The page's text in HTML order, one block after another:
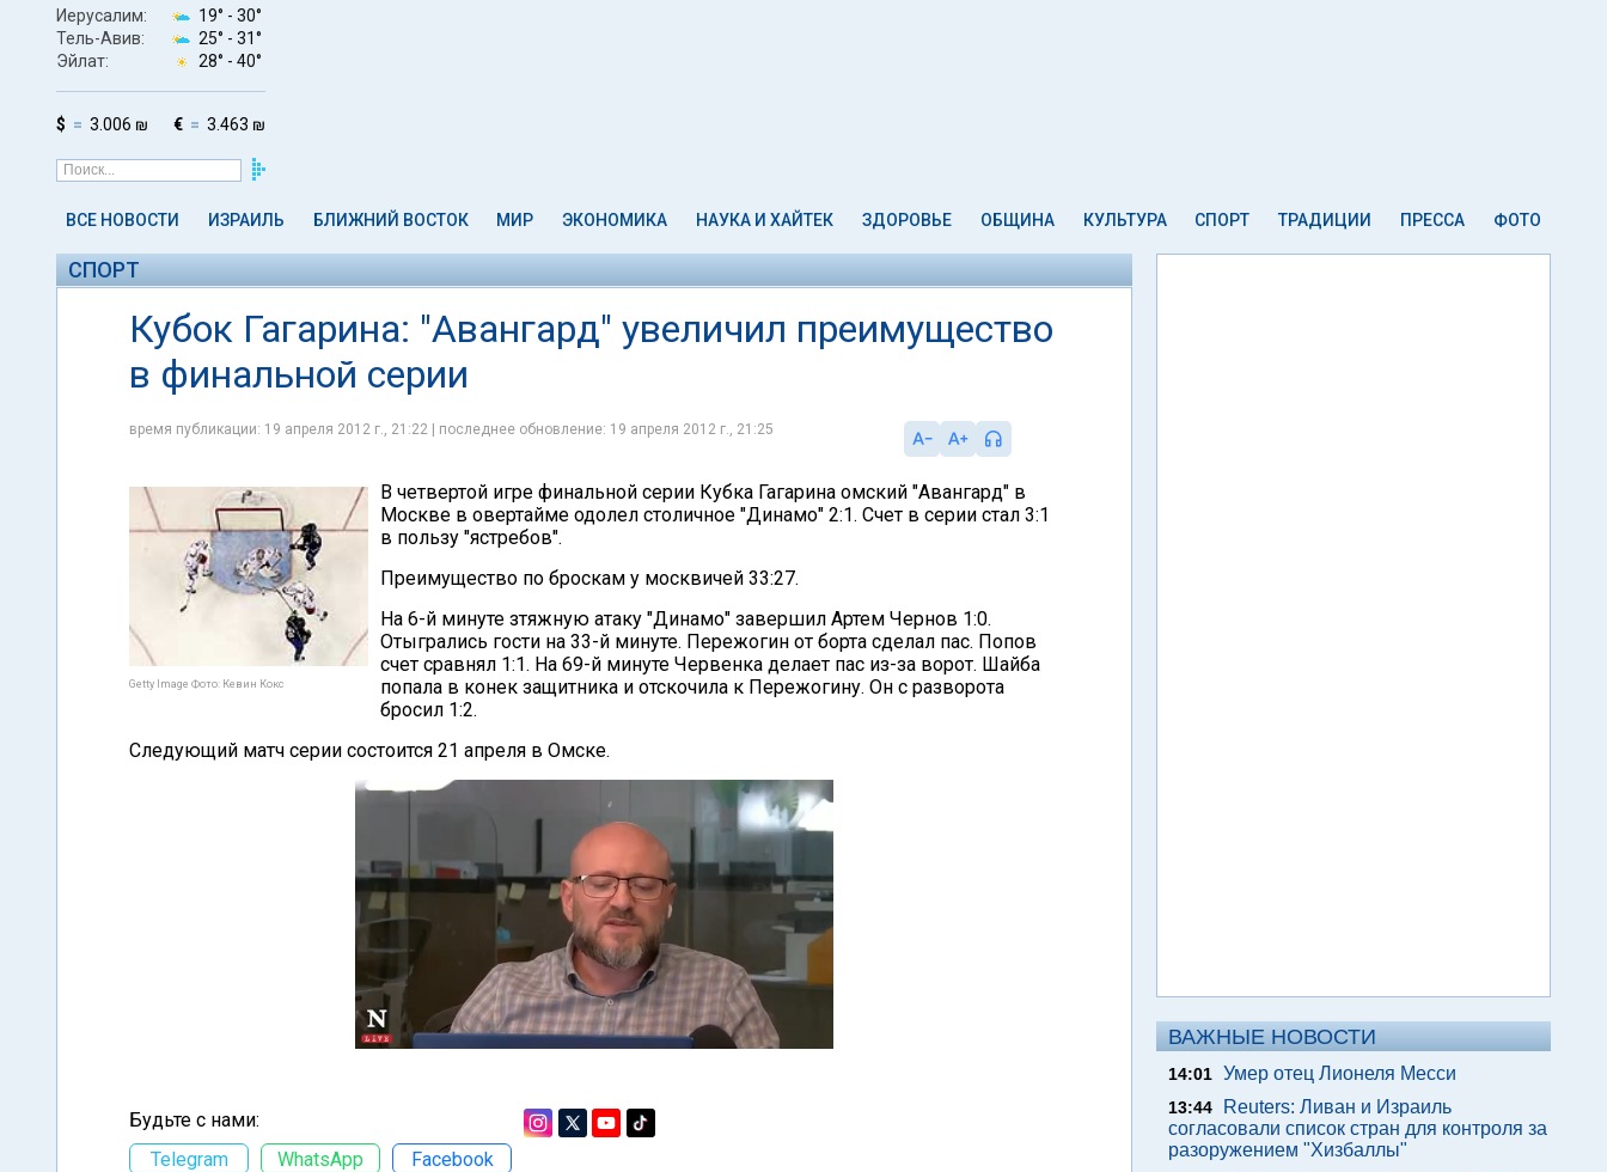
Иерусалим: 19° - 30°
Тель-Авив:
25° - 31°
Эйлат:
28° - 40°
$ 3.006 ₪ € 3.463 ₪
ВСЕ НОВОСТИ ИЗРАИЛЬ БЛИЖНИЙ ВОСТОК МИР ЭКОНОМИКА НАУКА И ХАЙТЕК ЗДОРОВЬЕ ОБЩИНА КУЛЬТУРА СПОРТ ТРАДИЦИИ ПРЕССА ФОТО
СПОРТ
Кубок Гагарина: "Авангард" увеличил преимущество
в финальной серии
время публикации: 19 апреля 2012 г., 21:22 | последнее обновление: 19 апреля 2012 г., 21:25
Getty Image Фото: Кевин Кокс
В четвертой игре финальной серии Кубка Гагарина омский "Авангард" в
Москве в овертайме одолел столичное "Динамо" 2:1. Счет в серии стал 3:1
в пользу "ястребов".
Преимущество по броскам у москвичей 33:27.
На 6-й минуте зтяжную атаку "Динамо" завершил Артем Чернов 1:0.
Отыгрались гости на 33-й минуте. Пережогин от борта сделал пас. Попов
счет сравнял 1:1. На 69-й минуте Червенка делает пас из-за ворот. Шайба
попала в конек защитника и отскочила к Пережогину. Он с разворота
бросил 1:2.
Следующий матч серии состоится 21 апреля в Омске.
Будьте с нами:
Telegram
WhatsApp Facebook
ВАЖНЫЕ НОВОСТИ
14:01 Умер отец Лионеля Месси
13:44
Reuters: Ливан и Израиль
согласовали список стран для контроля за
разоружением "Хизбаллы"